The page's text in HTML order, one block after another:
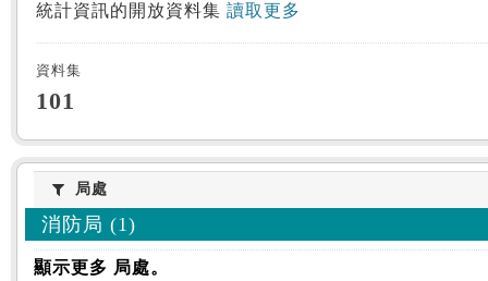
統計資訊的開放資料集 讀取更多
資料集
101
局處局處
消防局 (1)
顯示更多 局處。